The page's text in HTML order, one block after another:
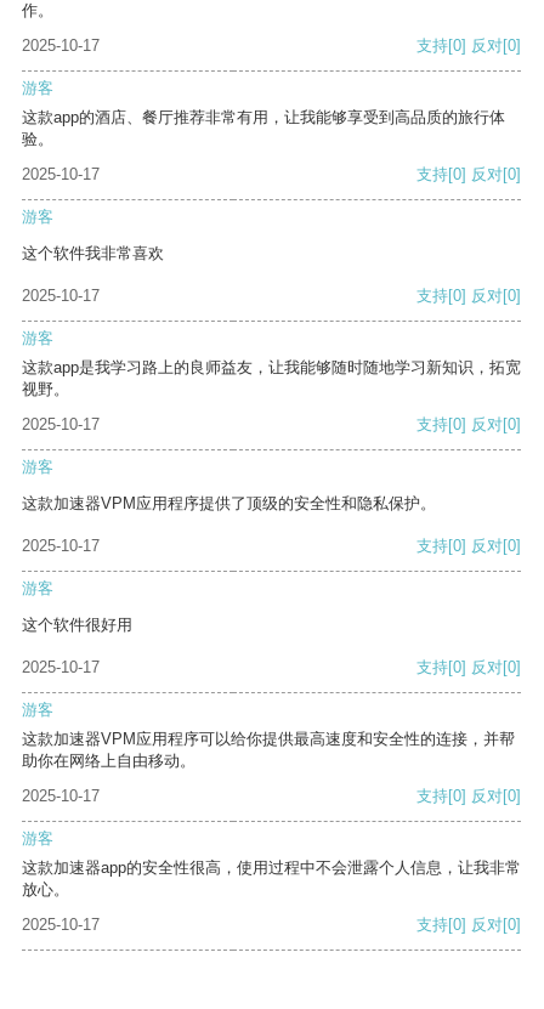
作。
2025-10-17
支持[0] 反对[0]
游客
这款app的酒店、餐厅推荐非常有用，让我能够享受到高品质的旅行体
验。
2025-10-17
支持[0] 反对[0]
游客
这个软件我非常喜欢
2025-10-17 支持[0] 反对[0]
游客
这款app是我学习路上的良师益友，让我能够随时随地学习新知识，拓宽
视野。
2025-10-17
支持[0] 反对[0]
游客
这款加速器VPM应用程序提供了顶级的安全性和隐私保护。
2025-10-17 支持[0] 反对[0]
游客
这个软件很好用
2025-10-17 支持[0] 反对[0]
游客
这款加速器VPM应用程序可以给你提供最高速度和安全性的连接，并帮
助你在网络上自由移动。
2025-10-17
支持[0] 反对[0]
游客
这款加速器app的安全性很高，使用过程中不会泄露个人信息，让我非常
放心。
2025-10-17
支持[0] 反对[0]